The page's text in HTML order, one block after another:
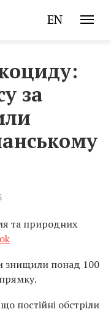
EN
за
та природних
знищили понад 100
постійні обстріли